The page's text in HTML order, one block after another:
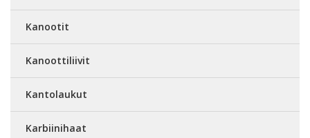
Kanootit
Kanoottiliivit
Kantolaukut
Karbiinihaat